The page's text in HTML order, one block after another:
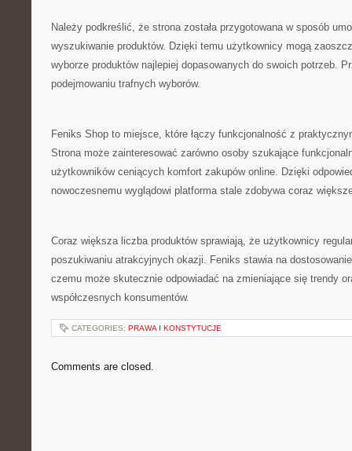
Należy podkreślić, że strona została przygotowana w sposób
wyszukiwanie produktów. Dzięki temu użytkownicy mogą
wyborze produktów najlepiej dopasowanych do swoich potrzeb.
podejmowaniu trafnych wyborów.
Feniks Shop to miejsce, które łączy funkcjonalność z
Strona może zainteresować zarówno osoby szukające
użytkowników ceniących komfort zakupów online. Dzięki
nowoczesnemu wyglądowi platforma stale zdobywa coraz
Coraz większa liczba produktów sprawiają, że użytkownicy
poszukiwaniu atrakcyjnych okazji. Feniks stawia na
czemu może skutecznie odpowiadać na zmieniające się trendy
współczesnych konsumentów.
CATEGORIES: PRAWA I KONSTYTUCJE
Comments are closed.